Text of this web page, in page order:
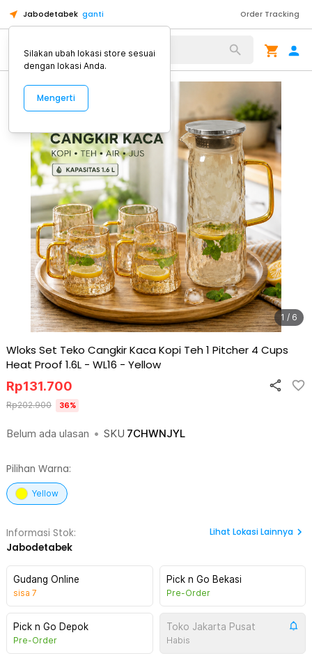
Jabodetabek ganti Order Tracking
Alat Kopi
1 / 6
Wloks Set Teko Cangkir Kaca Kopi Teh 1 Pitcher 4 Cups
Heat Proof 1.6L - WL16 - Yellow
Belum ada ulasan • SKU 7CHWNJYL
Rp131.700
Rp202.900 36%
Pilihan Warna:
Yellow
Informasi Stok:
Jabodetabek
Lihat Lokasi Lainnya
Gudang Online
sisa 7
Pick n Go Bekasi
Pre-Order
Pick n Go Depok
Pre-Order
Toko Jakarta Pusat
Habis
Silakan ubah lokasi store sesuai
dengan lokasi Anda.
Mengerti